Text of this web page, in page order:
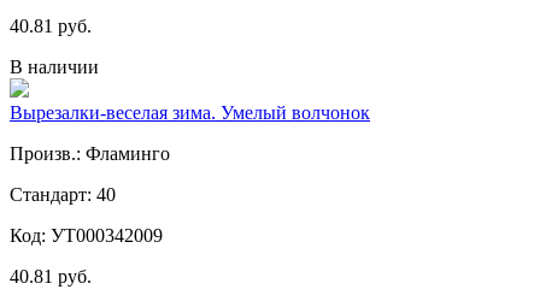
40.81 руб.
В наличии
Вырезалки-веселая зима. Умелый волчонок
Произв.: Фламинго
Стандарт: 40
Код: УТ000342009
40.81 руб.